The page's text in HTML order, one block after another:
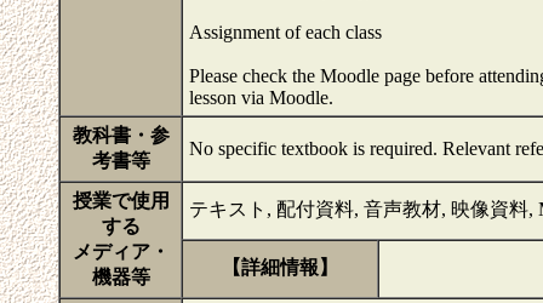
Assignment of each class
Please check the Moodle page before
lesson via Moodle.
教科書・参
考書等
No specific textbook is required. Relevant
授業で使用
する
メディア・
機器等
テキスト, 配付資料, 音声教材, 映像資料,
【詳細情報】